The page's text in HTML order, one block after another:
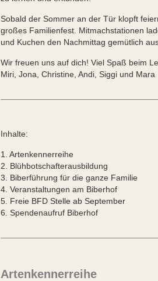
Sobald der Sommer an der Tür klopft
großes Familienfest. Mitmachstationen
und Kuchen den Nachmittag gemütlich
Wir freuen uns auf dich! Viel Spaß beim
Miri, Jona, Christine, Andi, Siggi und Mara
Inhalte:
1. Artenkennerreihe
2. Blühbotschafterausbildung
3. Biberführung für die ganze Familie
4. Veranstaltungen am Biberhof
5. Freie BFD Stelle ab September
6. Spendenaufruf Biberhof
Artenkennerreihe